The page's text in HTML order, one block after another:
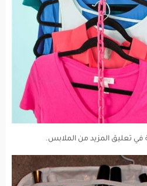
تعليق المزيد من الملابس.